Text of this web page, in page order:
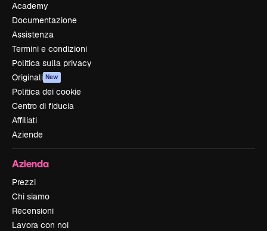
Academy
Documentazione
Assistenza
Termini e condizioni
Politica sulla privacy
Originali New
Politica dei cookie
Centro di fiducia
Affiliati
Aziende
Azienda
Prezzi
Chi siamo
Recensioni
Lavora con noi